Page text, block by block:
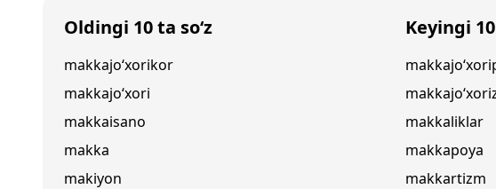
Oldingi 10 ta so‘z
makkajo‘xorikor
makkajo‘xori
makkaisano
makka
makiyon
Keyingi
makkaliklar
makkapoya
makkartizm